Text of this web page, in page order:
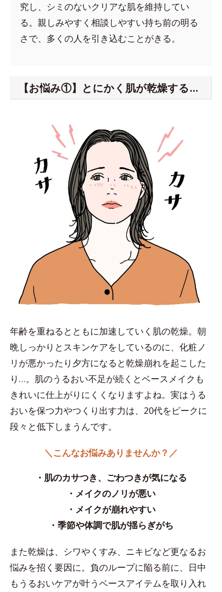
究し、シミのないクリアな肌を維持してい
る。親しみやすく相談しやすい持ち前の明る
さで、多くの人を引き込むことがきる。
【お悩み①】とにかく肌が乾燥する…
年齢を重ねるとともに加速していく肌の乾燥。朝
晩しっかりとスキンケアをしているのに、化粧ノ
リが悪かったり夕方になると乾燥崩れを起こした
り…。肌のうるおい不足が続くとベースメイクも
きれいに仕上がりにくくなりますよね。実はうる
おいを保つ力やつくり出す力は、20代をピークに
段々と低下しまうんです。
＼こんなお悩みありませんか？／
・肌のカサつき、ごわつきが気になる
・メイクのノリが悪い
・メイクが崩れやすい
・季節や体調で肌が揺らぎがち
また乾燥は、シワやくすみ、ニキビなど更なるお
悩みを招く要因に。負のループに陥る前に、日中
もうるおいケアが叶うベースアイテムを取り入れ